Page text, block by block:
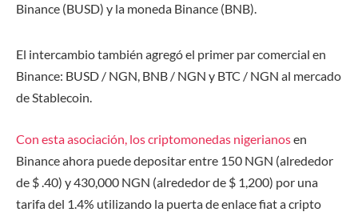
Binance (BUSD) y la moneda Binance (BNB).
El intercambio también agregó el primer par comercial en
Binance: BUSD / NGN, BNB / NGN y BTC / NGN al mercado
de Stablecoin.
Con esta asociación, los criptomonedas nigerianosen
Binance ahora puede depositar entre 150 NGN (alrededor
de $ .40) y 430,000 NGN (alrededor de $ 1,200) por una
tarifa del 1.4% utilizando la puerta de enlace fiat a cripto